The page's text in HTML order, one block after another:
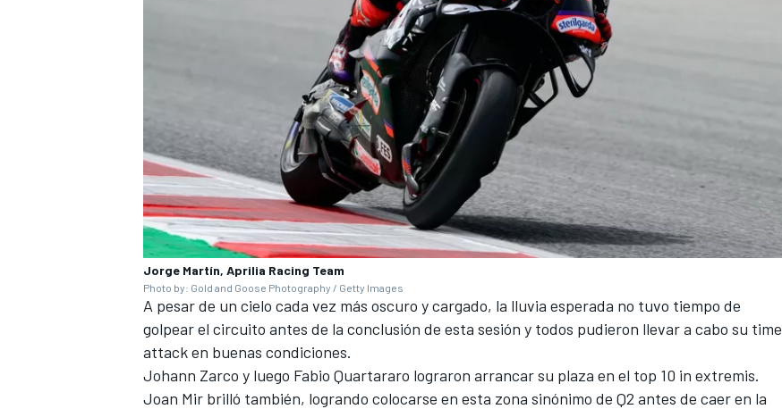
Jorge Martín, Aprilia Racing Team
Photo by: Gold and Goose Photography / Getty Images
A pesar de un cielo cada vez más oscuro y cargado, la lluvia esperada no tuvo tiempo de
golpear el circuito antes de la conclusión de esta sesión y todos pudieron llevar a cabo su time
attack en buenas condiciones.
Johann Zarco y luego Fabio Quartararo lograron arrancar su plaza en el top 10 in extremis.
Joan Mir brilló también, logrando colocarse en esta zona sinónimo de Q2 antes de caer en la